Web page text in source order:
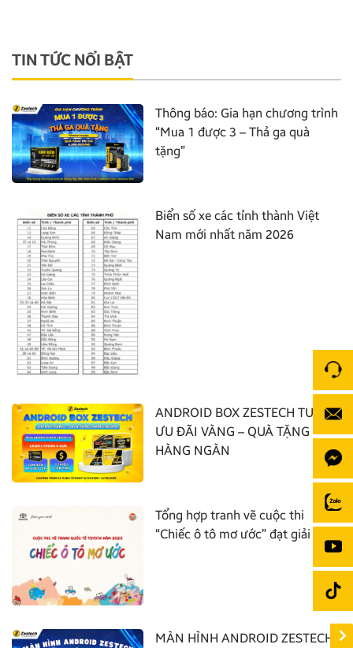
TIN TỨC NỔI BẬT
Thông báo: Gia hạn chương trình
“Mua 1 được 3 – Thả ga quà
tặng”
Biển số xe các tỉnh thành Việt
Nam mới nhất năm 2026
ANDROID BOX ZESTECH TUNG
ƯU ĐÃI VÀNG – QUÀ TẶNG
HÀNG NGÀN
Tổng hợp tranh vẽ cuộc thi
“Chiếc ô tô mơ ước” đạt giải nhất
MÀN HÌNH ANDROID ZESTECH: